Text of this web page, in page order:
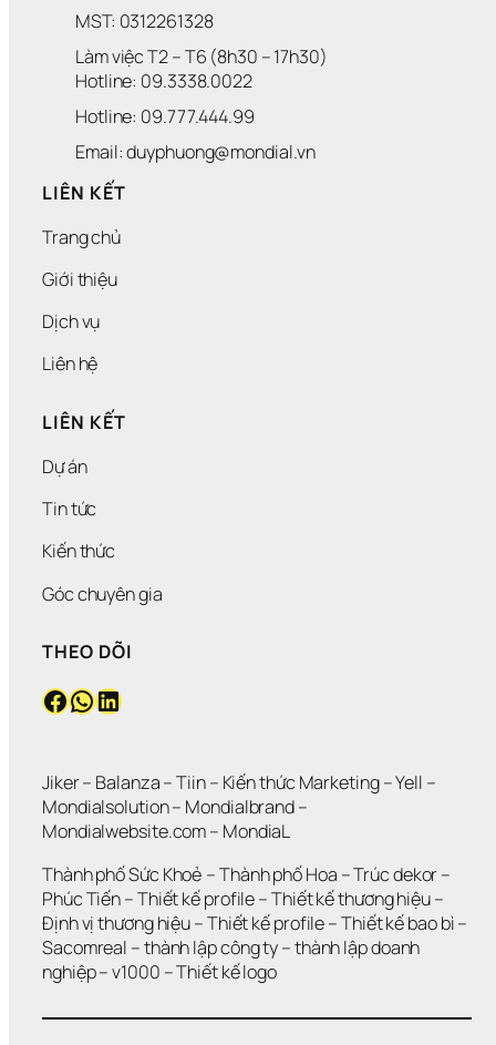
MST: 0312261328
Làm việc T2 – T6 (8h30 – 17h30)
Hotline: 09.3338.0022
Hotline: 09.777.444.99
Email: duyphuong@mondial.vn
LIÊN KẾT
Trang chủ
Giới thiệu
Dịch vụ
Liên hệ
LIÊN KẾT
Dự án
Tin tức
Kiến thức
Góc chuyên gia
THEO DÕI
Facebook WhatsApp LinkedIn
Jiker – Balanza – Tiin – Kiến thức Marketing – Yell
Mondialsolution – Mondialbrand
Mondialwebsite.com – MondiaL
Thành phố Sức Khoẻ – Thành phố Hoa – Trúc dekor
Phúc Tiến – Thiết kế profile – Thiết kế thương hiệu
Định vị thương hiệu – Thiết kế profile – Thiết kế bao bì
Sacomreal – thành lập công ty – thành lập doanh
nghiệp – v1000 – Thiết kế logo